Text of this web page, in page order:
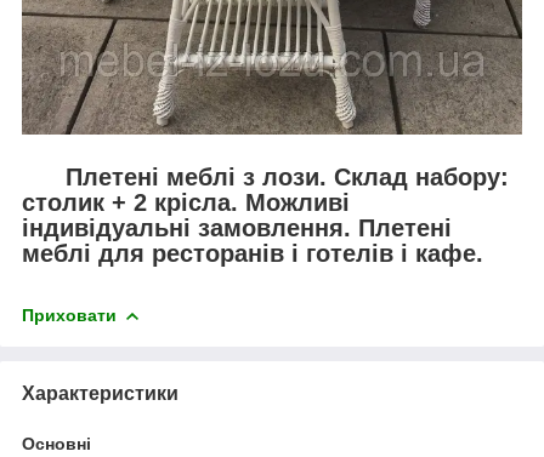
Плетені меблі з лози. Склад набору:
столик + 2 крісла. Можливі
індивідуальні замовлення. Плетені
меблі для ресторанів і готелів і кафе.
Приховати
Характеристики
Основні